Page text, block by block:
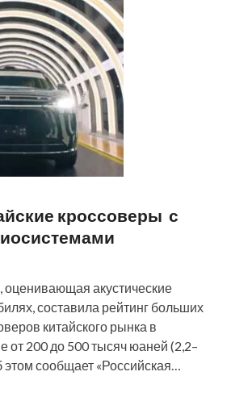
кроссоверы с
оценивающая акустические
составила рейтинг больших
китайского рынка в
от 200 до 500 тысяч юаней (2,2–
сообщает «Российская…